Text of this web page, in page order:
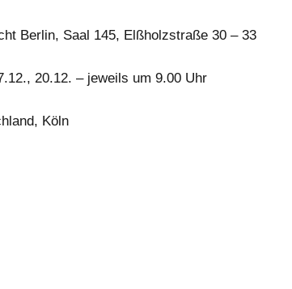
Berlin, Saal 145, Elßholzstraße 30 – 33
20.12. – jeweils um 9.00 Uhr
Köln